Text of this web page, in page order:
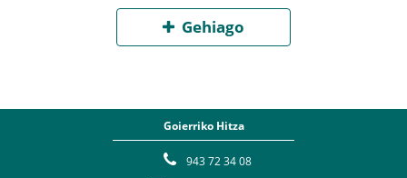
Gehiago
Goierriko Hitza
943 72 34 08